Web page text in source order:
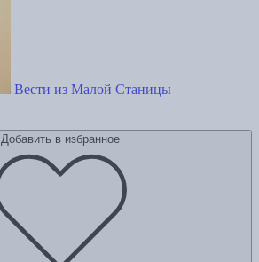
Вести из Малой Станицы
Добавить в избранное